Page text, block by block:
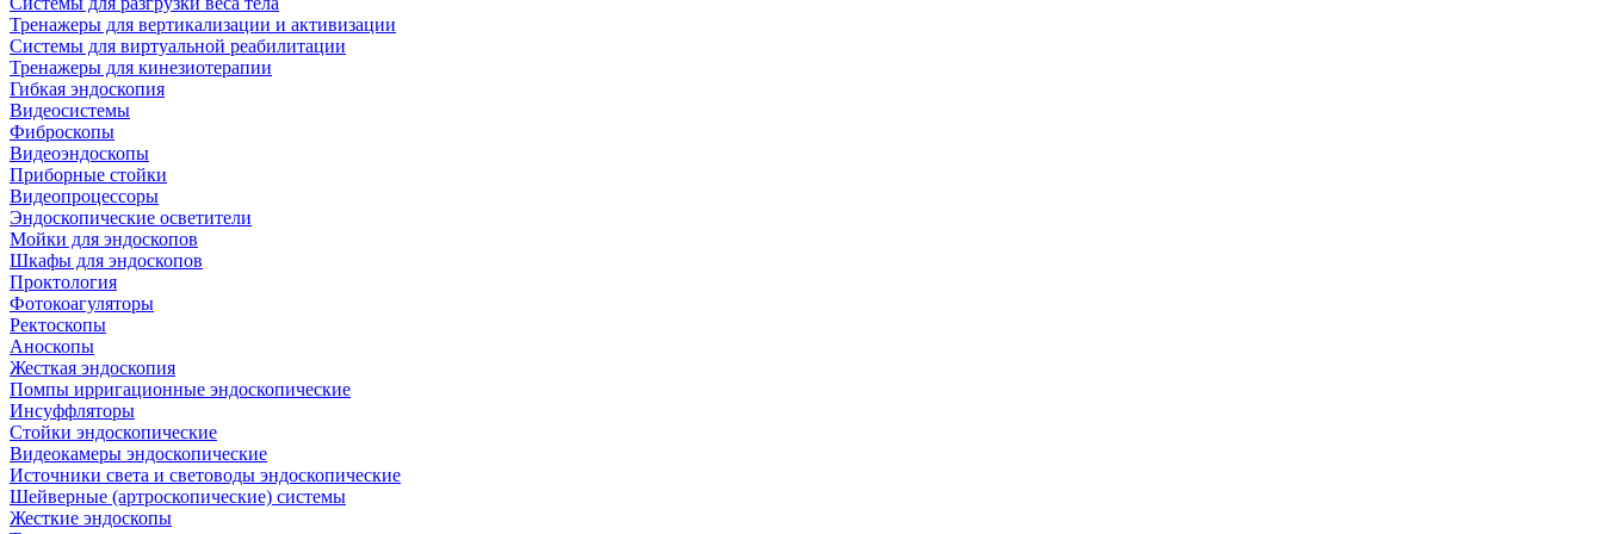
Тренажеры для вертикализации и активизации
Системы для виртуальной реабилитации
Тренажеры для кинезиотерапии
Гибкая эндоскопия
Видеосистемы
Фиброскопы
Видеоэндоскопы
Приборные стойки
Видеопроцессоры
Эндоскопические осветители
Мойки для эндоскопов
Шкафы для эндоскопов
Проктология
Фотокоагуляторы
Ректоскопы
Аноскопы
Жесткая эндоскопия
Помпы ирригационные эндоскопические
Инсуффляторы
Стойки эндоскопические
Видеокамеры эндоскопические
Источники света и световоды эндоскопические
Шейверные (артроскопические) системы
Жесткие эндоскопы